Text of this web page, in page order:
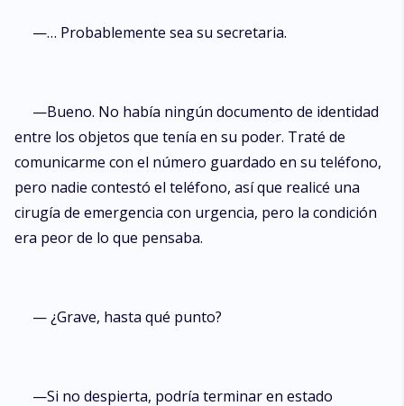
—… Probablemente sea su secretaria.
—Bueno. No había ningún documento de identidad
entre los objetos que tenía en su poder. Traté de
comunicarme con el número guardado en su teléfono,
pero nadie contestó el teléfono, así que realicé una
cirugía de emergencia con urgencia, pero la condición
era peor de lo que pensaba.
— ¿Grave, hasta qué punto?
—Si no despierta, podría terminar en estado